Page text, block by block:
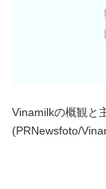
Vinamilkの概観と
(PRNewsfoto/